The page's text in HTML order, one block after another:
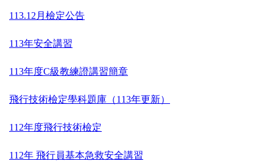
113.12月檢定公告
113年安全講習
113年度C級教練證講習簡章
飛行技術檢定學科題庫（113年更新）
112年度飛行技術檢定
112年 飛行員基本急救安全講習